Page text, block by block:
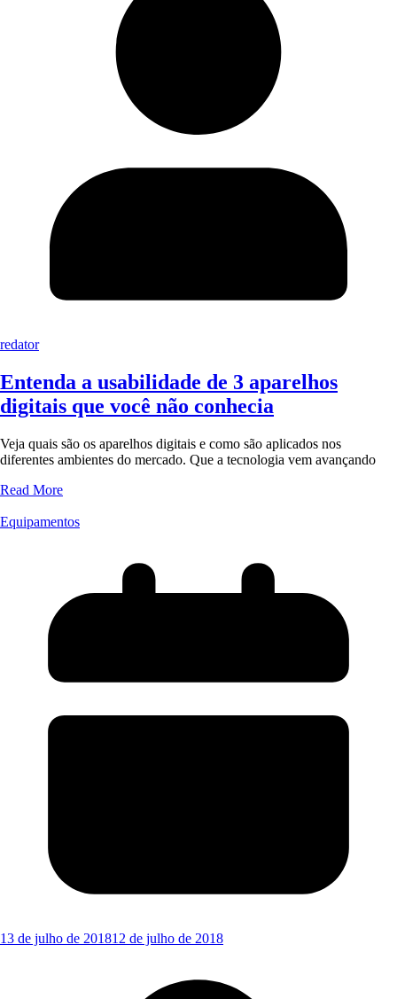
redator
Entenda a usabilidade de 3 aparelhos
digitais que você não conhecia
Veja quais são os aparelhos digitais e como são aplicados nos
diferentes ambientes do mercado. Que a tecnologia vem avançando
Read More
Equipamentos
13 de julho de 201812 de julho de 2018